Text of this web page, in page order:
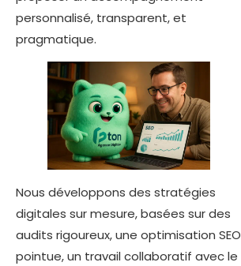
personnalisé, transparent, et
pragmatique.
Nous développons des stratégies
digitales sur mesure, basées sur des
audits rigoureux, une optimisation SEO
pointue, un travail collaboratif avec le